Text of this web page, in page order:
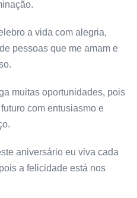
a vida com alegria,
pessoas que me amam e
muitas oportunidades, pois
com entusiasmo e
aniversário eu viva cada
a felicidade está nos